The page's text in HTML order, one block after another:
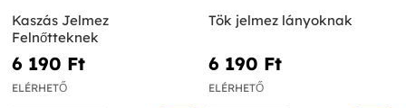
Kaszás Jelmez
Felnőtteknek
6 190 Ft‎
ELÉRHETŐ
Tök jelmez lányoknak
6 190 Ft‎
ELÉRHETŐ